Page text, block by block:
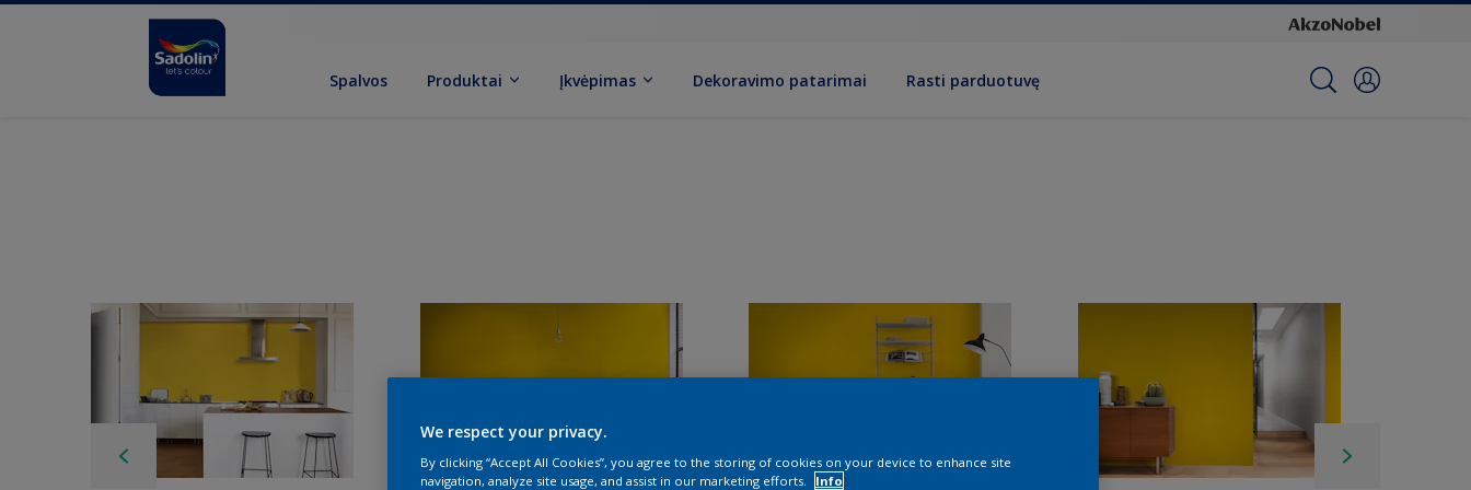
Spalvos Produktai Įkvėpimas Dekoravimo patarimai Rasti parduotuvę
We respect your privacy.
By clicking “Accept All Cookies”, you agree to the storing of cookies on your device to enhance site
navigation, analyze site usage, and assist in our marketing efforts.
Info